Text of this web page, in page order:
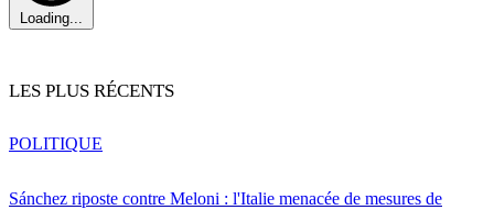
Loading...
LES PLUS RÉCENTS
Sánchez riposte contre Meloni : l'Italie menacée de mesures de
POLITIQUE